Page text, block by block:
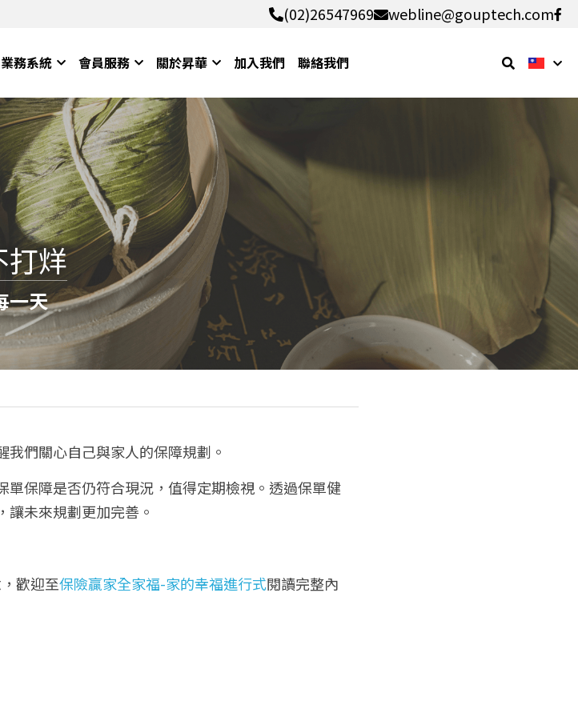
(02)26547969 webline@gouptech.com
(02)26547969 webline@gouptech.com
業務系統 會員服務 關於昇華 加入我們 聯絡我們
打烊
一天
們關心自己與家人的保障規劃。
保障是否仍符合現況，值得定期檢視。透過保單健
未來規劃更加完善。
歡迎至保險贏家全家福-家的幸福進行式閱讀完整內